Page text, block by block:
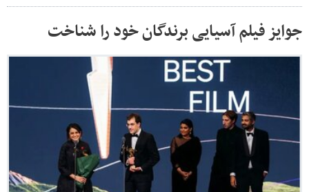
جوایز فیلم آسیایی برندگان خود را شناخت